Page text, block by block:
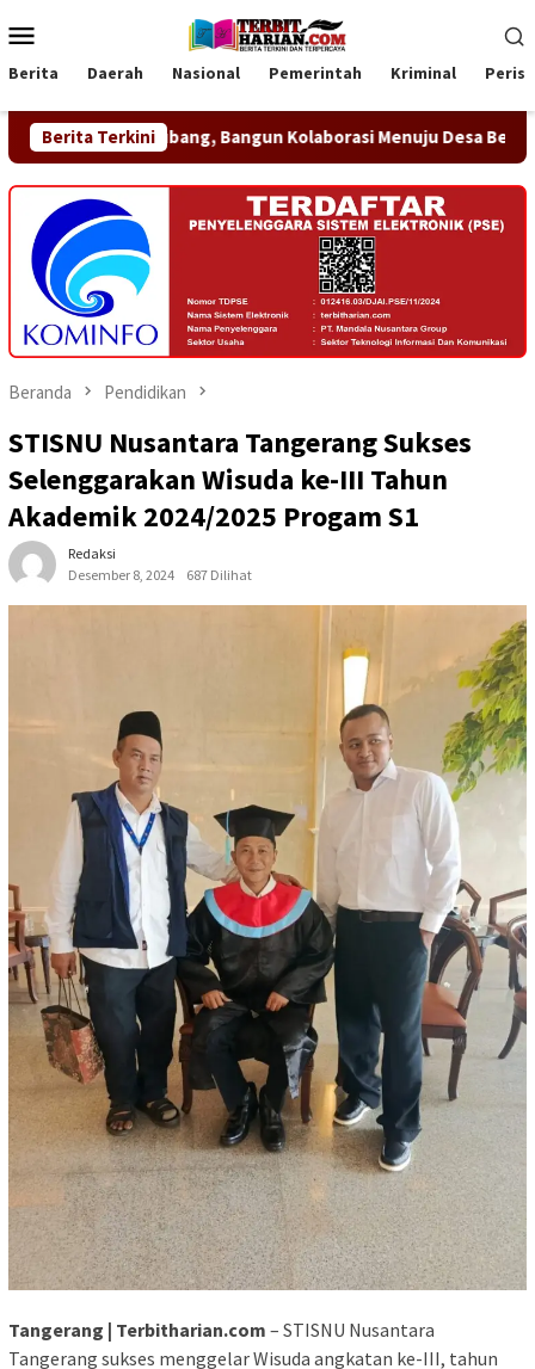
ke
kontenMobile
Berita Daerah Nasional Pemerintah Kriminal
Berita Terkini
Menuju Desa Berdaya Universitas Raharja
Beranda Pendidikan
STISNU Nusantara Tangerang Sukses
Selenggarakan Wisuda ke-III Tahun
Akademik 2024/2025 Progam S1
Redaksi
Desember 8, 2024
687 Dilihat
Tangerang | Terbitharian.com – STISNU Nusantara
Tangerang sukses menggelar Wisuda angkatan ke-III, tahun